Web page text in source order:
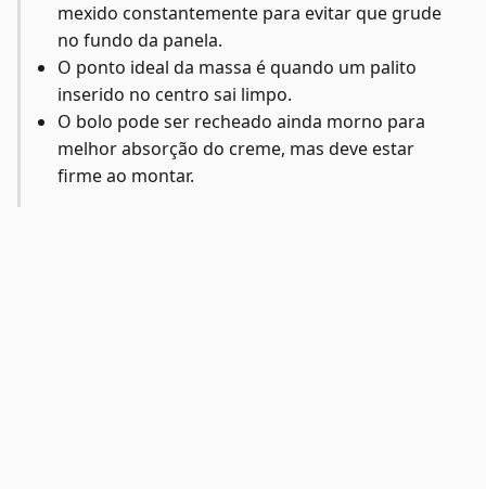
mexido constantemente para evitar que grude
no fundo da panela.
O ponto ideal da massa é quando um palito
inserido no centro sai limpo.
O bolo pode ser recheado ainda morno para
melhor absorção do creme, mas deve estar
firme ao montar.